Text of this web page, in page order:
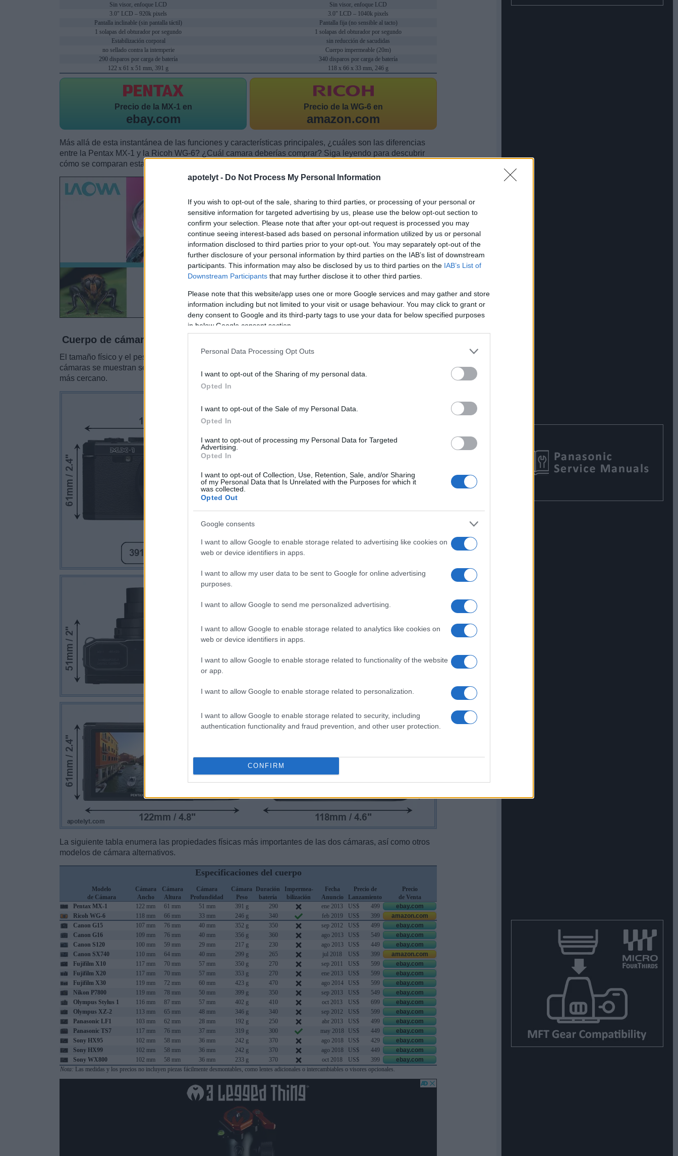
apotelyt - Do Not Process My Personal Information
If you wish to opt-out of the sale, sharing to third parties, or processing of your personal or
sensitive information for targeted advertising by us, please use the below opt-out section to
confirm your selection. Please note that after your opt-out request is processed you may
continue seeing interest-based ads based on personal information utilized by us or personal
information disclosed to third parties prior to your opt-out. You may separately opt-out of the
further disclosure of your personal information by third parties on the IAB’s list of downstream
participants. This information may also be disclosed by us to third parties on the IAB’s List of
Downstream Participants that may further disclose it to other third parties.
Please note that this website/app uses one or more Google services and may gather and store
information including but not limited to your visit or usage behaviour. You may click to grant or
deny consent to Google and its third-party tags to use your data for below specified purposes
in below Google consent section.
Personal Data Processing Opt Outs
I want to opt-out of the Sharing of my personal data.
Opted In
I want to opt-out of the Sale of my Personal Data.
Opted In
I want to opt-out of processing my Personal Data for Targeted
Advertising.
Opted In
I want to opt-out of Collection, Use, Retention, Sale, and/or Sharing
of my Personal Data that Is Unrelated with the Purposes for which it
was collected.
Opted Out
Google consents
I want to allow Google to enable storage related to advertising like cookies on
web or device identifiers in apps.
I want to allow my user data to be sent to Google for online advertising
purposes.
I want to allow Google to send me personalized advertising.
I want to allow Google to enable storage related to analytics like cookies on
web or device identifiers in apps.
I want to allow Google to enable storage related to functionality of the website
or app.
I want to allow Google to enable storage related to personalization.
I want to allow Google to enable storage related to security, including
authentication functionality and fraud prevention, and other user protection.
CONFIRM
Sin visor, enfoque LCD
Sin visor, enfoque LCD
3.0" LCD – 920k pixels
3.0" LCD – 1040k pixels
Pantalla inclinable (sin pantalla táctil)
Pantalla fija (no sensible al tacto)
1 solapas del obturador por segundo
1 solapas del obturador por segundo
Estabilización corporal
sin reducción de sacudidas
no sellado contra la intemperie
Cuerpo impermeable (20m)
290 disparos por carga de batería
340 disparos por carga de batería
122 x 61 x 51 mm, 391 g
118 x 66 x 33 mm, 246 g
Precio de la MX-1 en
ebay.com
Precio de la WG-6 en
amazon.com
Más allá de esta instantánea de las funciones y características principales, ¿cuáles son las diferencias
entre la Pentax MX-1 y la Ricoh WG-6? ¿Cuál camara deberías comprar? Siga leyendo para descubrir
cómo se comparan estas dos cámaras con respecto al tamaño de su cuerpo y otras caracteristicas.
Cuerpo de cámara
El tamaño físico y el peso de Pentax MX-1 y Ricoh WG-6 se ilustran en el siguiente gráfico. Las dos
cámaras se muestran según su
más cercano.
La siguiente tabla enumera las propiedades físicas más importantes de las dos cámaras, así como otros
modelos de cámara alternativos.
Especificaciones del cuerpo
Modelo
de Cámara
Cámara
Ancho
Cámara
Altura
Cámara
Profundidad
Cámara
Peso
Duración
batería
Impermea-
bilización
Fecha
Anuncio
Precio de
Lanzamiento
Precio
de Venta
Pentax MX-1
122 mm 61 mm 51 mm 391 g 290 ene 2013 US$ 499
ebay.com
Ricoh WG-6
118 mm 66 mm 33 mm 246 g 340 feb 2019 US$ 399
amazon.com
Canon G15
107 mm 76 mm 40 mm 352 g 350 sep 2012 US$ 499
ebay.com
Canon G16
109 mm 76 mm 40 mm 356 g 360 ago 2013 US$ 549
ebay.com
Canon S120
100 mm 59 mm 29 mm 217 g 230 ago 2013 US$ 449
ebay.com
Canon SX740
110 mm 64 mm 40 mm 299 g 265 jul 2018 US$ 399
amazon.com
Fujifilm X10
117 mm 70 mm 57 mm 350 g 270 sep 2011 US$ 599
ebay.com
Fujifilm X20
117 mm 70 mm 57 mm 353 g 270 ene 2013 US$ 599
ebay.com
Fujifilm X30
119 mm 72 mm 60 mm 423 g 470 ago 2014 US$ 599
ebay.com
Nikon P7800
119 mm 78 mm 50 mm 399 g 350 sep 2013 US$ 549
ebay.com
Olympus Stylus 1
116 mm 87 mm 57 mm 402 g 410 oct 2013 US$ 699
ebay.com
Olympus XZ-2
113 mm 65 mm 48 mm 346 g 340 sep 2012 US$ 599
ebay.com
Panasonic LF1
103 mm 62 mm 28 mm 192 g 250 abr 2013 US$ 499
ebay.com
Panasonic TS7
117 mm 76 mm 37 mm 319 g 300 may 2018 US$ 449
ebay.com
Sony HX95
102 mm 58 mm 36 mm 242 g 370 ago 2018 US$ 429
ebay.com
Sony HX99
102 mm 58 mm 36 mm 242 g 370 ago 2018 US$ 449
ebay.com
Sony WX800
102 mm 58 mm 36 mm 233 g 370 oct 2018 US$ 399
ebay.com
Nota: Las medidas y los precios no incluyen piezas fácilmente desmontables, como lentes adicionales o intercambiables o visores opcionales.